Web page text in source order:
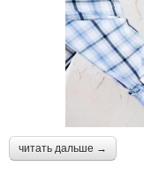
читать дальше →